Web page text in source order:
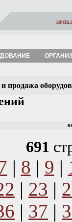
карта
продажа
691
| 8 | 9 |
| 23 |
| 37 |